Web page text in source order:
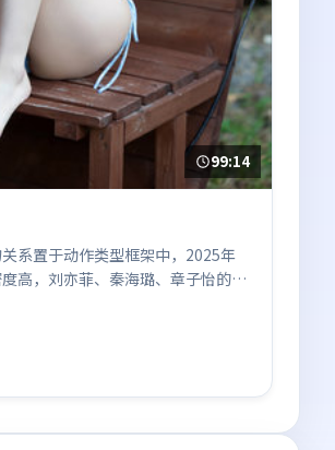
99:14
系置于动作类型框架中，2025年
高，刘亦菲、秦海璐、章子怡的台
气质偏泰国都市与冷色调摄影。